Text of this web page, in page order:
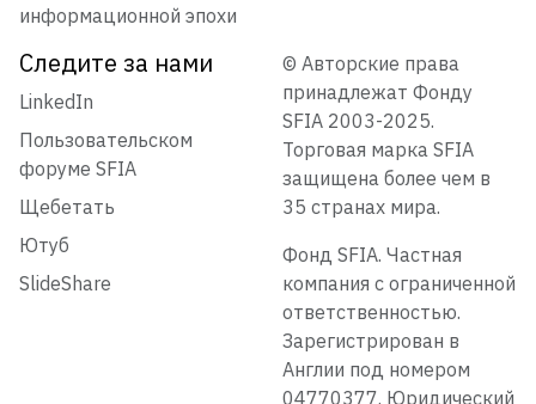
информационной эпохи
Следите за нами
LinkedIn
Пользовательском
форуме SFIA
Щебетать
Ютуб
SlideShare
© Авторские права
принадлежат Фонду
SFIA 2003-2025.
Торговая марка SFIA
защищена более чем в
35 странах мира.
Фонд SFIA. Частная
компания с ограниченной
ответственностью.
Зарегистрирован в
Англии под номером
04770377. Юридический